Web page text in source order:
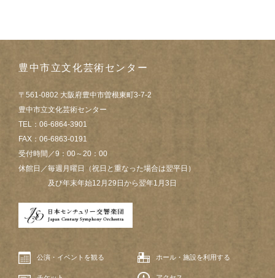
豊中市立文化芸術センター
〒561-0802 大阪府豊中市曽根東町3-7-2
豊中市立文化芸術センター
TEL：06-6864-3901
FAX：06-6863-0191
受付時間／9：00～20：00
休館日／毎週月曜日（祝日と重なった場合は翌平日）
及び年末年始12月29日から翌年1月3日
公演・イベントを観る ホール・施設を利用する